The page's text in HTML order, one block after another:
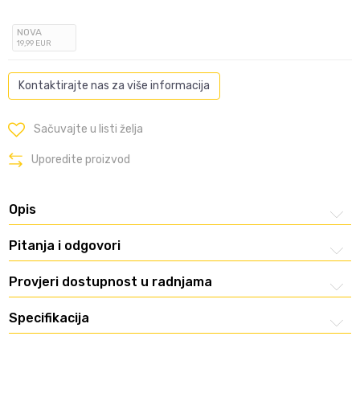
NOVA
19,99 EUR
Kontaktirajte nas za više informacija
Sačuvajte u listi želja
Uporedite proizvod
Opis
Pitanja i odgovori
Provjeri dostupnost u radnjama
Specifikacija